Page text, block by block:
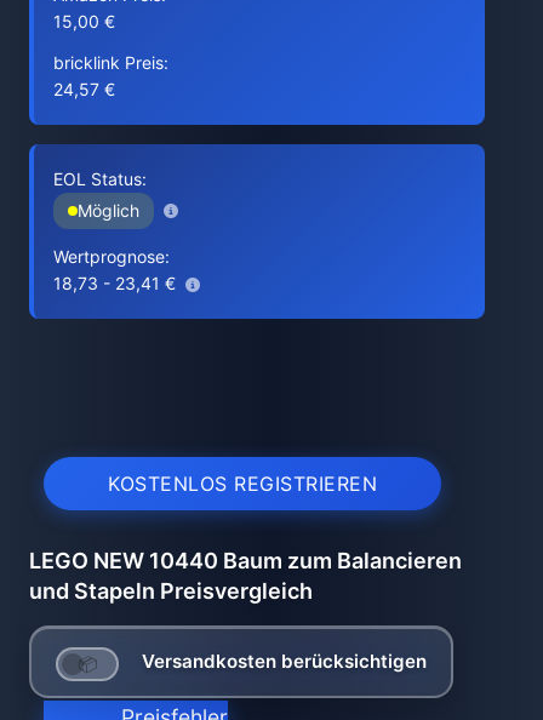
15,00 €
bricklink Preis:
24,57 €
EOL Status:
Möglich
Wertprognose:
18,73 - 23,41 €
KOSTENLOS REGISTRIEREN
LEGO NEW 10440 Baum zum Balancieren
und Stapeln Preisvergleich
Versandkosten berücksichtigen